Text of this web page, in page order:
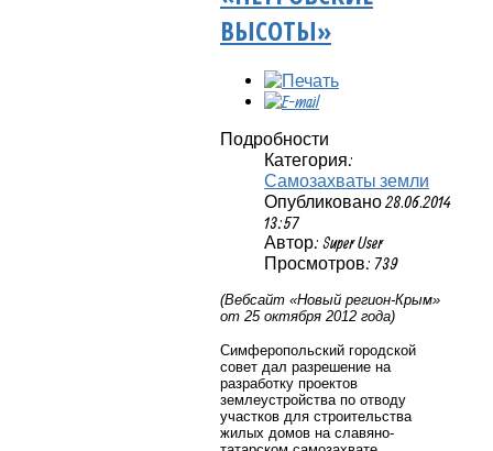
ВЫСОТЫ»
Подробности
Категория:
Самозахваты земли
Опубликовано 28.06.2014
13:57
Автор: Super User
Просмотров: 739
(Вебсайт «Новый регион-Крым»
от 25 октября 2012 года)
Симферопольский городской
совет дал разрешение на
разработку проектов
землеустройства по отводу
участков для строительства
жилых домов на славяно-